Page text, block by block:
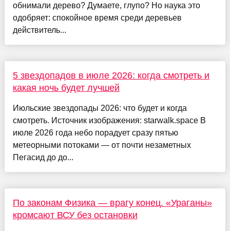
обнимали дерево? Думаете, глупо? Но наука это
одобряет: спокойное время среди деревьев
действитель...
5 звездопадов в июле 2026: когда смотреть и
какая ночь будет лучшей
Июльские звездопады 2026: что будет и когда
смотреть. Источник изображения: starwalk.space В
июле 2026 года небо порадует сразу пятью
метеорными потоками — от почти незаметных
Пегасид до до...
По законам Физика — врагу конец. «Ураганы»
кромсают ВСУ без остановки